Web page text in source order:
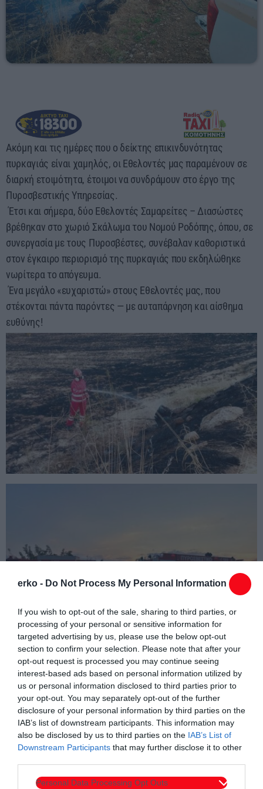
erko - Do Not Process My Personal Information
If you wish to opt-out of the sale, sharing to third parties, or
processing of your personal or sensitive information for
targeted advertising by us, please use the below opt-out
section to confirm your selection. Please note that after your
opt-out request is processed you may continue seeing
interest-based ads based on personal information utilized by
us or personal information disclosed to third parties prior to
your opt-out. You may separately opt-out of the further
disclosure of your personal information by third parties on the
IAB’s list of downstream participants. This information may
also be disclosed by us to third parties on the IAB’s List of
Downstream Participants that may further disclose it to other
Personal Data Processing Opt Outs
17:00 - 00:00
Ακόμη και τις ημέρες που ο δείκτης επικινδυνότητας
πυρκαγιάς είναι χαμηλός, οι Εθελοντές μας παραμένουν σε
διαρκή ετοιμότητα, έτοιμοι να συνδράμουν στο έργο της
Πυροσβεστικής Υπηρεσίας.
Έτσι και σήμερα, δύο Εθελοντές Σαμαρείτες – Διασώστες
βρέθηκαν στο χωριό Σκάλωμα του Νομού Ροδόπης, όπου, σε
συνεργασία με τους Πυροσβέστες, συνέβαλαν καθοριστικά
στον έγκαιρο περιορισμό της πυρκαγιάς που εκδηλώθηκε
νωρίτερα το απόγευμα.
Ένα μεγάλο «ευχαριστώ» στους Εθελοντές μας, που
στέκονται πάντα παρόντες — με αυταπάρνηση και αίσθημα
ευθύνης!
Συντάχθηκε από:ERKO.GR